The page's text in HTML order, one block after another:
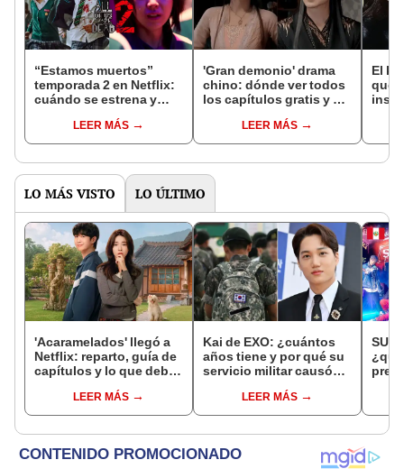
“Estamos muertos”
temporada 2 en Netflix:
cuándo se estrena y
temporadaLEER MÁS
'Gran demonio' drama
chino: dónde ver todos
los capítulos gratis y en
LEER MÁS
El k-
que
LO MÁS VISTO LO ÚLTIMO
'Acaramelados' llegó a
Netflix: reparto, guía de
capítulos y lo que debes
coreanaLEER MÁS
Kai de EXO: ¿cuántos
años tiene y por qué su
servicio militar causó
LEER MÁS